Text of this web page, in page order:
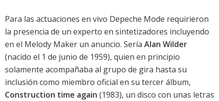
Para las actuaciones en vivo Depeche Mode requirieron
la presencia de un experto en sintetizadores incluyendo
en el Melody Maker un anuncio. Sería Alan Wilder
(nacido el 1 de junio de 1959), quien en principio
solamente acompañaba al grupo de gira hasta su
inclusión como miembro oficial en su tercer álbum,
Construction time again (1983), un disco con unas letras